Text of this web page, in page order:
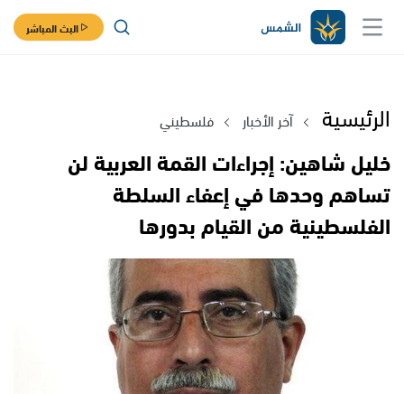
البث المباشر
الرئيسية آخر الأخبار فلسطيني
خليل شاهين: إجراءات القمة العربية لن
تساهم وحدها في إعفاء السلطة
الفلسطينية من القيام بدورها